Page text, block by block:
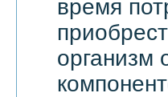
время
организм